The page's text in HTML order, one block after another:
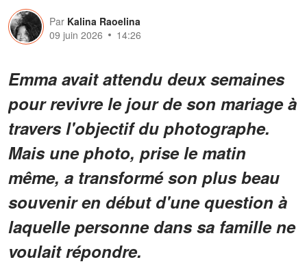
Par Kalina Raoelina
09 juin 2026
14:26
Emma avait attendu deux semaines
pour revivre le jour de son mariage à
travers l'objectif du photographe.
Mais une photo, prise le matin
même, a transformé son plus beau
souvenir en début d'une question à
laquelle personne dans sa famille ne
voulait répondre.